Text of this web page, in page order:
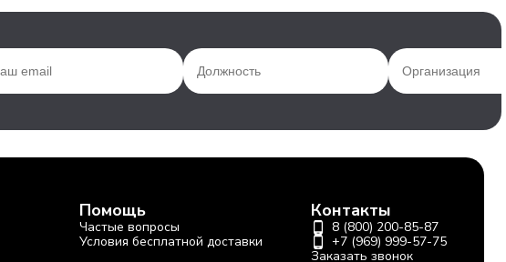
Помощь
Частые вопросы
Условия бесплатной доставки
Контакты
8 (800) 200-85-87
+7 (969) 999-57-75
Заказать звонок